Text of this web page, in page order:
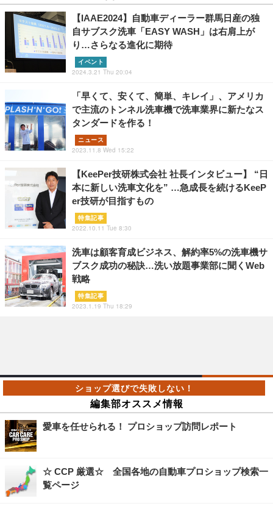
【IAAE2024】自動車ディーラー群馬日産の独
自サブスク洗車「EASY WASH」は右肩上が
り…さらなる進化に期待
イベント
2024.3.21 Thu 20:04
「早くて、安くて、簡単、キレイ」、アメリカ
で主流のトンネル洗車機で洗車業界に新たなス
タンダードを作る！
ニュース
2023.11.8 Wed 15:22
【KeePer技研株式会社 社長インタビュー】 “日
本に新しい洗車文化を” …急成長を続けるKeeP
er技研が目指すもの
特集記事
2022.10.11 Tue 8:30
洗車は顧客育成ビジネス、解約率5%の洗車機サ
ブスク成功の秘訣…洗い放題事業部に聞くWeb
戦略
特集記事
2023.1.19 Thu 18:29
編集部オススメ情報
愛車を任せられる！ プロショップ訪問レポート
☆ CCP 厳選☆ 全国各地の自動車プロショップ検索一
覧ページ